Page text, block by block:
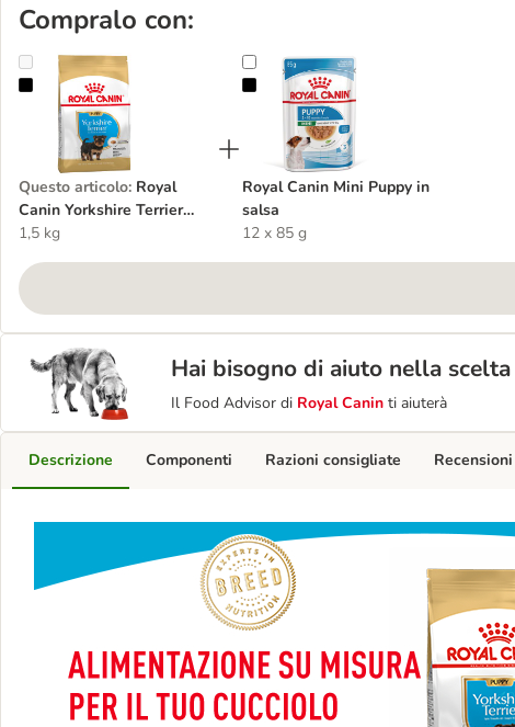
Compralo con:
Royal Canin Yorkshire Terrier Puppy Crocchette per cane
Questo articolo: Royal
Canin Yorkshire Terrier
Puppy Crocchette per cane
1,5 kg
Royal Canin Mini Puppy in salsa
Royal Canin Mini Puppy in
salsa
12 x 85 g
Hai bisogno di aiuto nella
Il Food Advisor di Royal Canin ti aiuterà
Descrizione Componenti Razioni consigliate Recensioni